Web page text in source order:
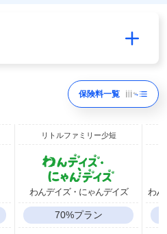
保険料一覧
リトルファミリー少短
わんデイズ・にゃんデイズ
70%プラン
わん